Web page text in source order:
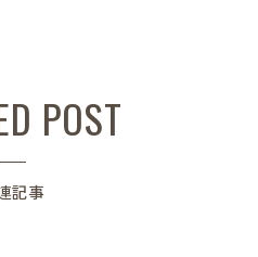
POST
記事